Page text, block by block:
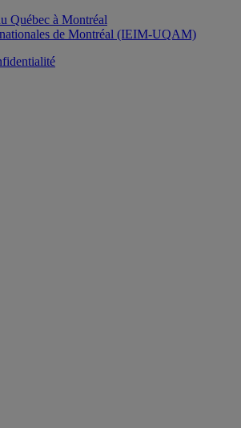
Québec à Montréal
de Montréal (IEIM-UQAM)